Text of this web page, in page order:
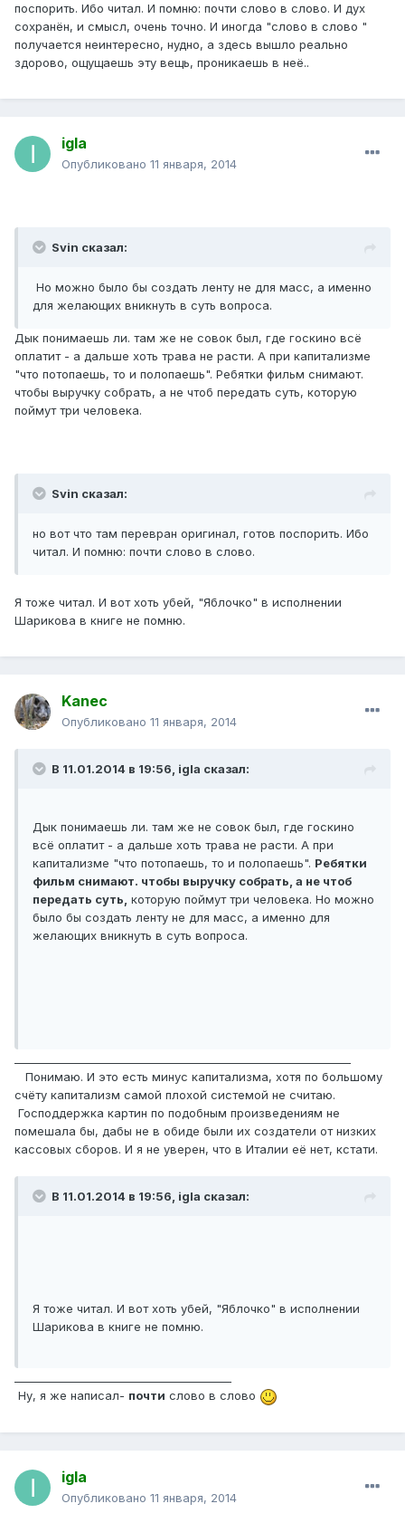
поспорить. Ибо читал. И помню: почти слово в слово. И дух
сохранён, и смысл, очень точно. И иногда "слово в слово "
получается неинтересно, нудно, а здесь вышло реально
здорово, ощущаешь эту вещь, проникаешь в неё..
igla
Опубликовано 11 января, 2014
Svin сказал:
Но можно было бы создать ленту не для масс, а именно
для желающих вникнуть в суть вопроса.
Дык понимаешь ли. там же не совок был, где госкино всё
оплатит - а дальше хоть трава не расти. А при капитализме
"что потопаешь, то и полопаешь". Ребятки фильм снимают.
чтобы выручку собрать, а не чтоб передать суть, которую
поймут три человека.
Svin сказал:
но вот что там перевран оригинал, готов поспорить. Ибо
читал. И помню: почти слово в слово.
Я тоже читал. И вот хоть убей, "Яблочко" в исполнении
Шарикова в книге не помню.
Kanec
Опубликовано 11 января, 2014
В 11.01.2014 в 19:56, igla сказал:
Дык понимаешь ли. там же не совок был, где госкино
всё оплатит - а дальше хоть трава не расти. А при
капитализме "что потопаешь, то и полопаешь". Ребятки
фильм снимают. чтобы выручку собрать, а не чтоб
передать суть, которую поймут три человека. Но можно
было бы создать ленту не для масс, а именно для
желающих вникнуть в суть вопроса.
Понимаю. И это есть минус капитализма, хотя по большому
счёту капитализм самой плохой системой не считаю.
Господдержка картин по подобным произведениям не
помешала бы, дабы не в обиде были их создатели от низких
кассовых сборов. И я не уверен, что в Италии её нет, кстати.
В 11.01.2014 в 19:56, igla сказал:
Я тоже читал. И вот хоть убей, "Яблочко" в исполнении
Шарикова в книге не помню.
Ну, я же написал- почти слово в слово
igla
Опубликовано 11 января, 2014